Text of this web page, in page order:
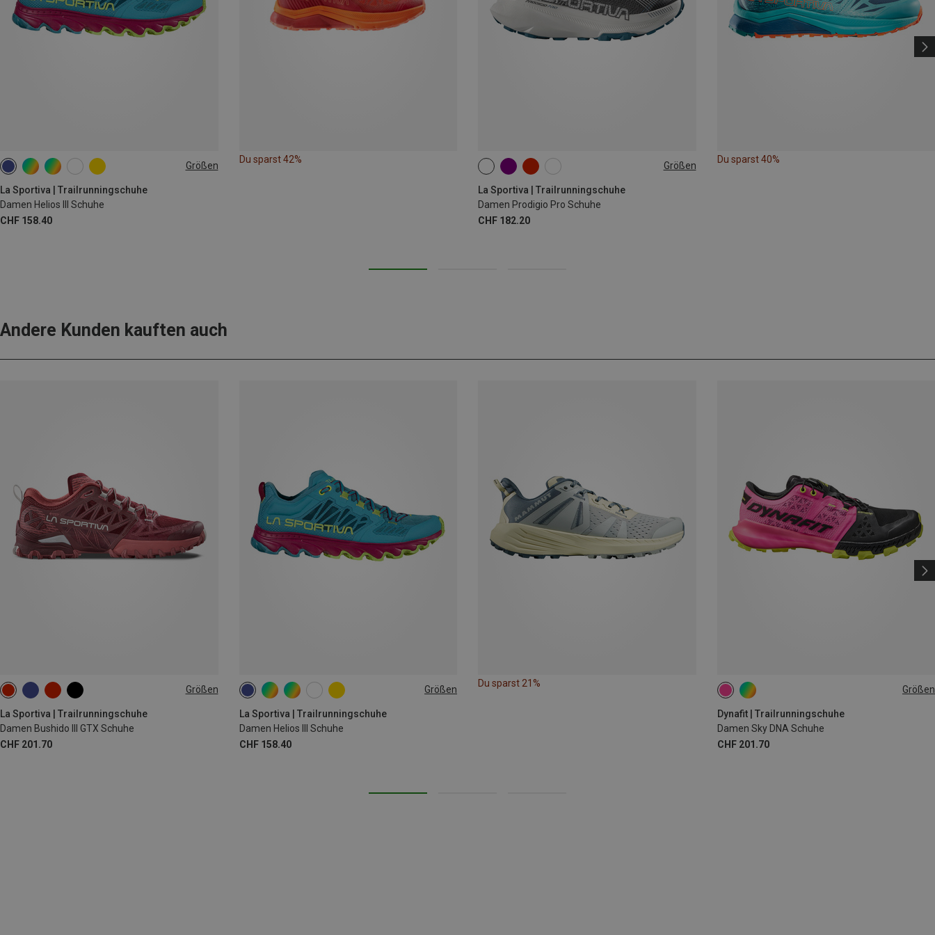
Größen
La Sportiva | Trailrunningschuhe
Damen Helios III Schuhe
CHF 158.40
37 37.5 38 38.5
Du sparst 42%
Größen
La Sportiva | Trailrunningschuhe
Damen Prodigio Pro Schuhe
CHF 182.20
Du sparst 40%
Andere Kunden kauften auch
Größen
La Sportiva | Trailrunningschuhe
Damen Bushido III GTX Schuhe
CHF 201.70
37 38 Größen
La Sportiva | Trailrunningschuhe
Damen Helios III Schuhe
CHF 158.40
37 37.5 38 38.5
Du sparst 21%
Größen
Dynafit | Trailrunningschuhe
Damen Sky DNA Schuhe
CHF 201.70